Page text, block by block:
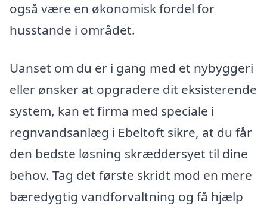
også være en økonomisk fordel for
husstande i området.
Uanset om du er i gang med et nybyggeri
eller ønsker at opgradere dit eksisterende
system, kan et firma med speciale i
regnvandsanlæg i Ebeltoft sikre, at du får
den bedste løsning skræddersyet til dine
behov. Tag det første skridt mod en mere
bæredygtig vandforvaltning og få hjælp